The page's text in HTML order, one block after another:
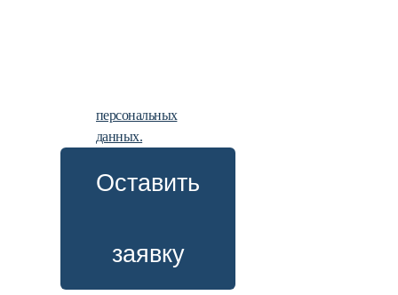
персональных
данных.
Оставить
заявку